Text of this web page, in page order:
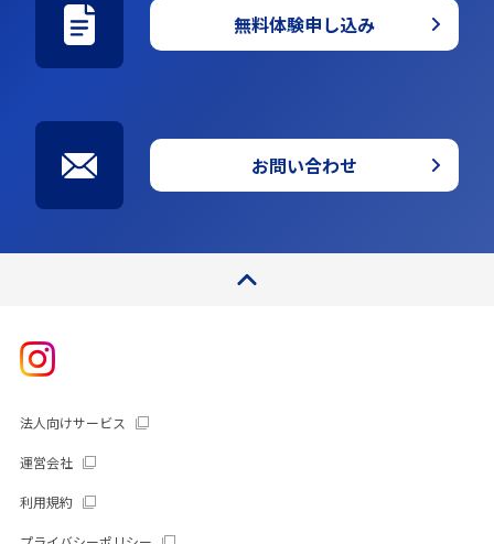
無料体験申し込み
お問い合わせ
法人向けサービス
運営会社
利用規約